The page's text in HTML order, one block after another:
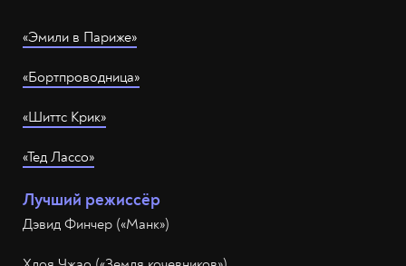
«Эмили в Париже»
«Бортпроводница»
«Шиттс Крик»
«Тед Лассо»
Лучший режиссёр
Дэвид Финчер («Манк»)